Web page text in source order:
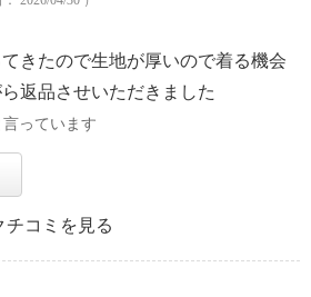
きたので生地が厚いので着る機会
返品させいただきました
っています
チコミを見る